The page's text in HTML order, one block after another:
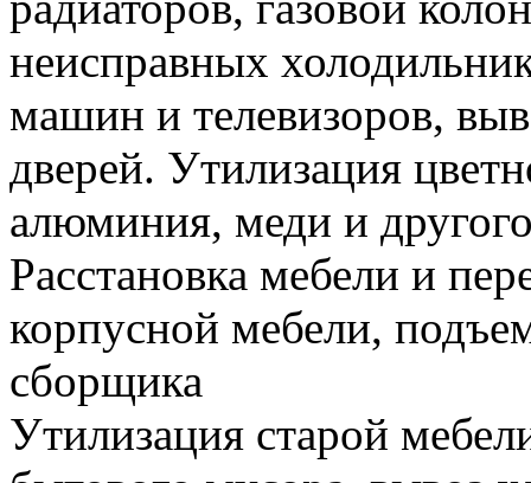
неисправных
машин и телевизоров,
дверей. Утилизация
алюминия, меди и
Расстановка мебели и
корпусной мебели,
сборщика
Утилизация старой